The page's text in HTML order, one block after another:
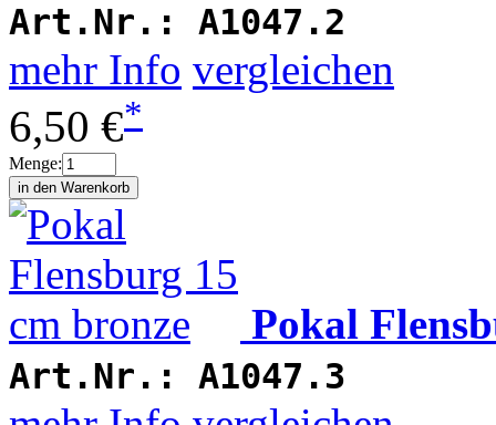
Art.Nr.: A1047.2
mehr Info vergleichen
6,50 €*
Menge:
Pokal
Art.Nr.: A1047.3